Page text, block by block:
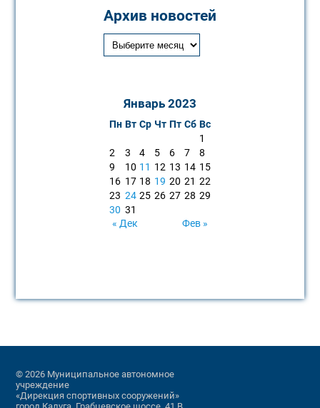
Архив новостей
Январь 2023
Пн Вт Ср Чт Пт Сб Вс
1
2
3 4 5 6 7
8
9
10 11 12 13 14 15
16 17 18 19 20 21 22
23 24 25 26 27 28 29
30 31
« Дек
Фев »
© 2026 Муниципальное автономное
учреждение
«Дирекция спортивных сооружений»